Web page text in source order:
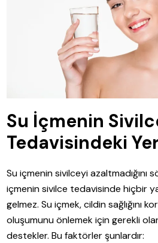
Su İçmenin
Tedavisindeki
Su içmenin sivilceyi azaltmadığını
içmenin sivilce tedavisinde hiçbir
gelmez. Su içmek, cildin sağlığını
oluşumunu önlemek için gerekli
destekler. Bu faktörler şunlardır: